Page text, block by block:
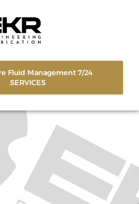
Fluid Management 7/24
SERVICES